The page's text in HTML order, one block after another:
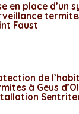
en place d’un
Faust
de
à Geus